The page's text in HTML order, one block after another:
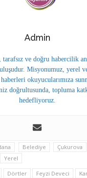
Admin
tarafsız ve doğru habercilik
Misyonumuz, yerel
okuyucularımıza
doğrultusunda, topluma
hedefliyoruz.
Belediye Çukurova
Yerel
Dörtler Feyzi Deveci